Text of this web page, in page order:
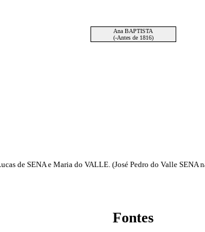
Ana BAPTISTA
(-Antes de 1816)
de SENA e Maria do VALLE. (José Pedro do Valle SENA
Fontes